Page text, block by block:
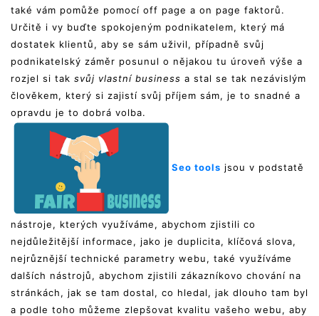
také vám pomůže pomocí off page a on page faktorů.
Určitě i vy buďte spokojeným podnikatelem, který má
dostatek klientů, aby se sám uživil, případně svůj
podnikatelský záměr posunul o nějakou tu úroveň výše a
rozjel si tak svůj vlastní business a stal se tak nezávislým
člověkem, který si zajistí svůj příjem sám, je to snadné a
opravdu je to dobrá volba.
Seo tools jsou v podstatě
nástroje, kterých využíváme, abychom zjistili co
nejdůležitější informace, jako je duplicita, klíčová slova,
nejrůznější technické parametry webu, také využíváme
dalších nástrojů, abychom zjistili zákazníkovo chování na
stránkách, jak se tam dostal, co hledal, jak dlouho tam byl
a podle toho můžeme zlepšovat kvalitu vašeho webu, aby